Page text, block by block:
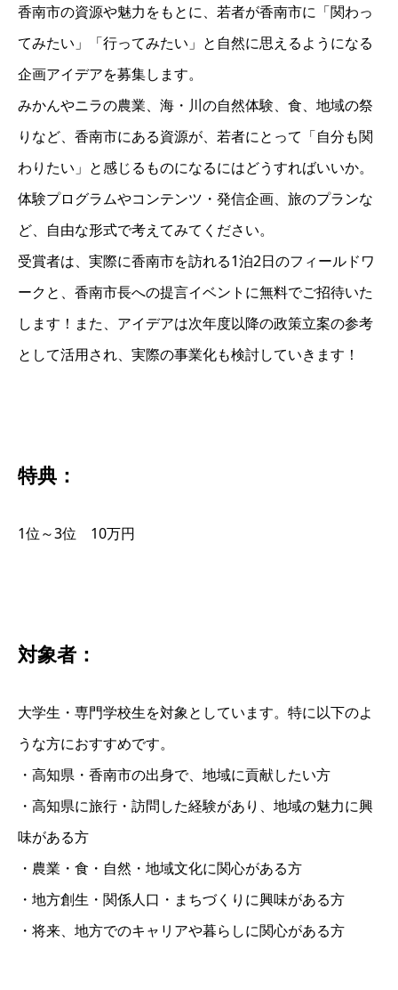
香南市の資源や魅力をもとに、若者が香南市に「関わっ
てみたい」「行ってみたい」と自然に思えるようになる
企画アイデアを募集します。
みかんやニラの農業、海・川の自然体験、食、地域の祭
りなど、香南市にある資源が、若者にとって「自分も関
わりたい」と感じるものになるにはどうすればいいか。
体験プログラムやコンテンツ・発信企画、旅のプランな
ど、自由な形式で考えてみてください。
受賞者は、実際に香南市を訪れる1泊2日のフィールドワ
ークと、香南市長への提言イベントに無料でご招待いた
します！また、アイデアは次年度以降の政策立案の参考
として活用され、実際の事業化も検討していきます！
特典：
1位～3位 10万円
対象者：
大学生・専門学校生を対象としています。特に以下のよ
うな方におすすめです。
・高知県・香南市の出身で、地域に貢献したい方
・高知県に旅行・訪問した経験があり、地域の魅力に興
味がある方
・農業・食・自然・地域文化に関心がある方
・地方創生・関係人口・まちづくりに興味がある方
・将来、地方でのキャリアや暮らしに関心がある方